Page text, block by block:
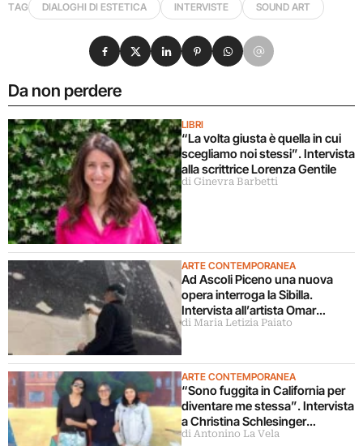
TAG DIALOGHI DI ESTETICA INTERVISTE SOUND ART
Da non perdere
LIBRI
“La volta giusta è quella in cui
scegliamo noi stessi”. Intervista
alla scrittrice Lorenza Gentile
di Ginevra Barbetti
ARTE CONTEMPORANEA
Ad Ascoli Piceno una nuova
opera interroga la Sibilla.
Intervista all’artista Omar
Galliani
di Maria Letizia Paiato
ARTE CONTEMPORANEA
“Sono fuggita in California per
diventare me stessa”. Intervista
a Christina Schlesinger
delle Guerrilla Girls
di Antonino La Vela
Condividi su Facebook
Condividi su X
Condividi su LinkedIn
Condividi su Pinterest
Condividi su WhatsApp
Condividi su Email